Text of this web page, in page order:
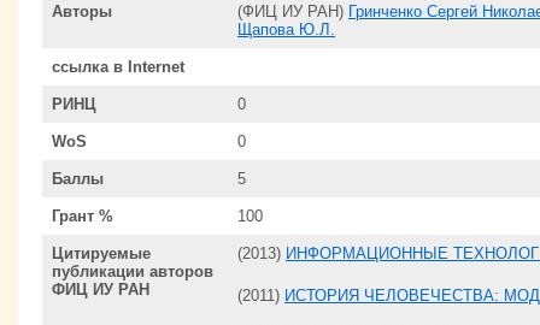
Авторы (ФИЦ ИУ РАН) Гринченко Сергей
Щапова Ю.Л.
ссылка в Internet
РИНЦ 0
WoS 0
Баллы 5
Грант % 100
Цитируемые
публикации авторов
ФИЦ ИУ РАН
(2013) ИНФОРМАЦИОННЫЕ
(2011) ИСТОРИЯ ЧЕЛОВЕЧЕСТВА: